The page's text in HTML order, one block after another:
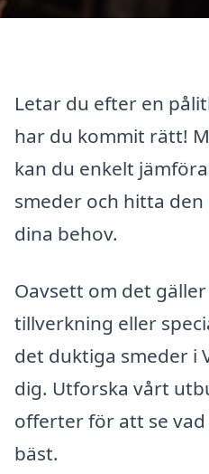
Letar du efter en
har du kommit rätt!
kan du enkelt
smeder och hitta
dina behov.
Oavsett om det
tillverkning eller
det duktiga smeder i
dig. Utforska vårt
offerter för att se
bäst.